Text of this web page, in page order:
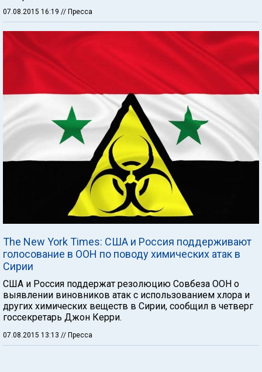
07.08.2015 16:19 // Пресса
The New York Times: США и Россия поддерживают
голосование в ООН по поводу химических атак в
Сирии
США и Россия поддержат резолюцию Совбеза ООН о
выявлении виновников атак с использованием хлора и
других химических веществ в Сирии, сообщил в четверг
госсекретарь Джон Керри.
07.08.2015 13:13 // Пресса